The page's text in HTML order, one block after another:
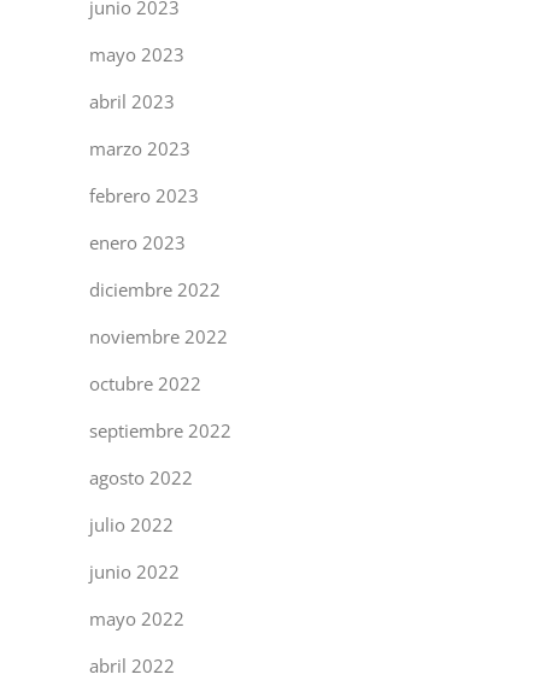
junio 2023
mayo 2023
abril 2023
marzo 2023
febrero 2023
enero 2023
diciembre 2022
noviembre 2022
octubre 2022
septiembre 2022
agosto 2022
julio 2022
junio 2022
mayo 2022
abril 2022